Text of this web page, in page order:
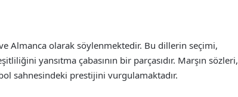
Almanca olarak söylenmektedir. Bu dillerin seçimi,
yansıtma çabasının bir parçasıdır. Marşın sözleri,
sahnesindeki prestijini vurgulamaktadır.